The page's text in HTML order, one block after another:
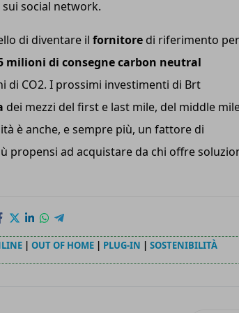
sui social network.
di diventare il fornitore di riferimento per
milioni di consegne carbon neutral
di CO2. I prossimi investimenti di Brt
dei mezzi del first e last mile, del middle
è anche, e sempre più, un fattore di
propensi ad acquistare da chi offre
| OUT OF HOME | PLUG-IN | SOSTENIBILITÀ